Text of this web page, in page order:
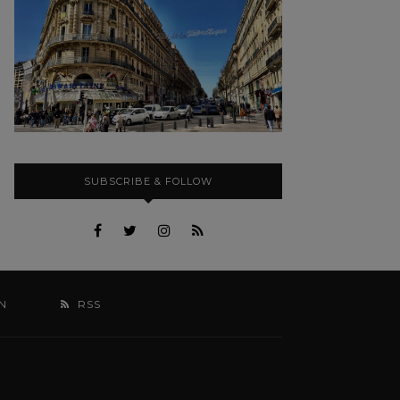
SUBSCRIBE & FOLLOW
RSS